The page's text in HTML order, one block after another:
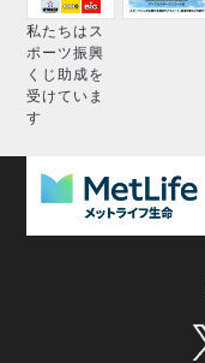
私たちはス
ポーツ振興
くじ助成を
受けていま
す